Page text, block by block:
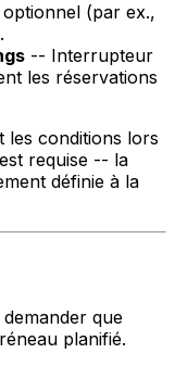
(par ex.,
-- Interrupteur
les réservations
les conditions lors
requise -- la
définie à la
que
planifié.